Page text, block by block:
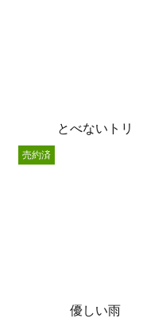
とべないトリ
優しい雨
売約済